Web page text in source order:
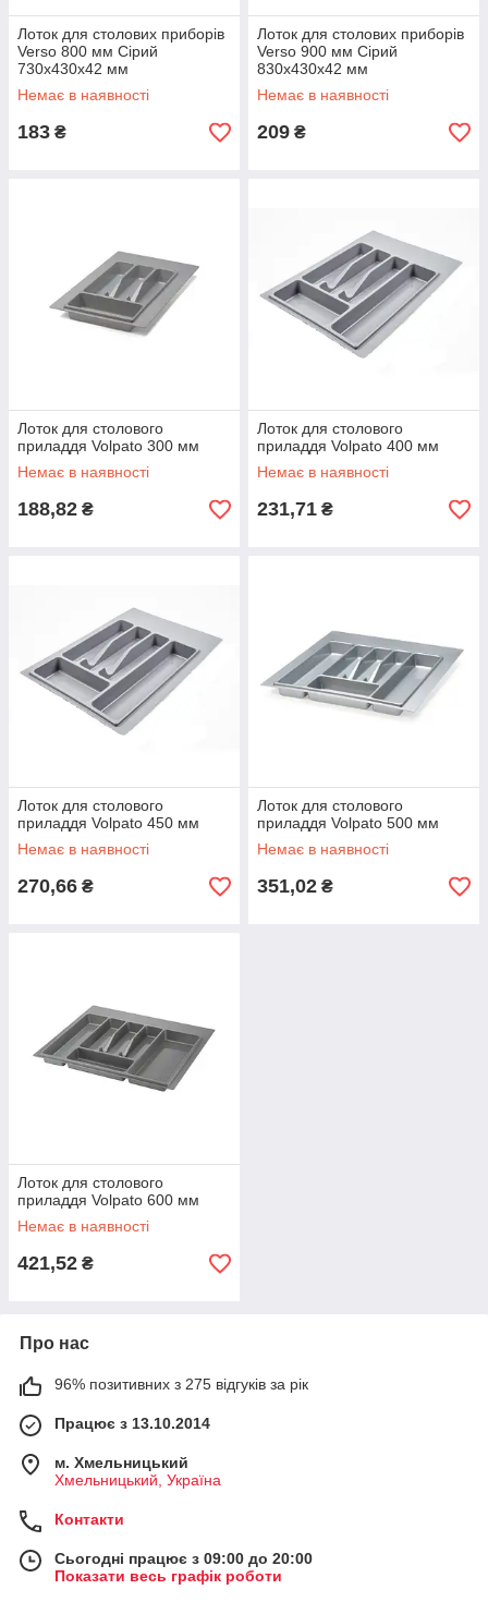
Лоток для столових приборів
Verso 800 мм Сірий
730x430x42 мм
Немає в наявності
183 ₴
Лоток для столових приборів
Verso 900 мм Сірий
830x430x42 мм
Немає в наявності
209 ₴
Лоток для столового
приладдя Volpato 300 мм
Немає в наявності
188,82 ₴
Лоток для столового
приладдя Volpato 400 мм
Немає в наявності
231,71 ₴
Лоток для столового
приладдя Volpato 450 мм
Немає в наявності
270,66 ₴
Лоток для столового
приладдя Volpato 500 мм
Немає в наявності
351,02 ₴
Лоток для столового
приладдя Volpato 600 мм
Немає в наявності
421,52 ₴
Про нас
96% позитивних з 275 відгуків за рік
Працює з 13.10.2014
м. Хмельницький
Хмельницький, Україна
Контакти
Сьогодні працює з 09:00 до 20:00
Показати весь графік роботи